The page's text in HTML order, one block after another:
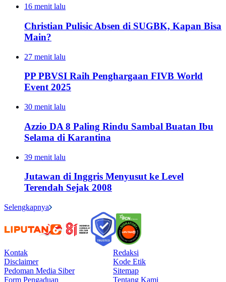
16 menit lalu
Christian Pulisic Absen di SUGBK, Kapan Bisa
Main?
27 menit lalu
PP PBVSI Raih Penghargaan FIVB World
Event 2025
30 menit lalu
Azzio DA 8 Paling Rindu Sambal Buatan Ibu
Selama di Karantina
39 menit lalu
Jutawan di Inggris Menyusut ke Level
Terendah Sejak 2008
Selengkapnya
Kontak
Redaksi
Disclaimer
Kode Etik
Pedoman Media Siber
Sitemap
Form Pengaduan
Tentang Kami